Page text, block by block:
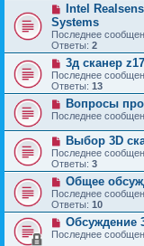
Intel
Systems
Последнее
Ответы: 2
3д сканер
Последнее
Ответы: 13
Вопросы
Последнее
Выбор 3D
Последнее
Ответы: 3
Общее
Последнее
Ответы: 10
Обсуждение
Последнее